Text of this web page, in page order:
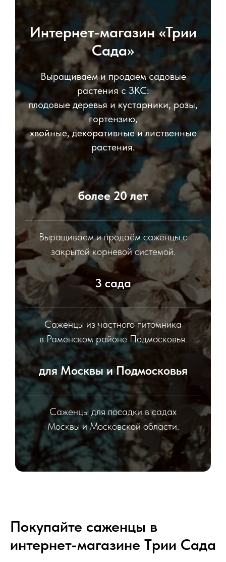
Интернет-магазин «Трии
Сада»
Выращиваем и продаем садовые
растения с ЗКС:
плодовые деревья и кустарники, розы,
гортензию,
хвойные, декоративные и лиственные
растения.
более 20 лет
Выращиваем и продаём саженцы с
закрытой корневой системой.
3 сада
Саженцы из частного питомника
в Раменском районе Подмосковья.
для Москвы и Подмосковья
Саженцы для посадки в садах
Москвы и Московской области.
Покупайте саженцы в
интернет-магазине Tрии Сада